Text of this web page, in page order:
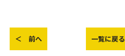
＜ 前へ 一覧に戻る